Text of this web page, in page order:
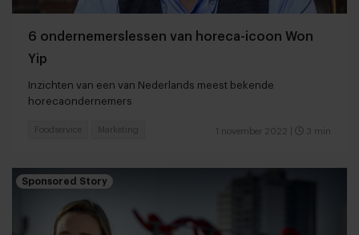
6 ondernemerslessen van horeca-icoon Won
Yip
Inzichten van een van Nederlands meest bekende
horecaondernemers
1 november 2022 3 min
Foodservice Marketing
Sponsored Story